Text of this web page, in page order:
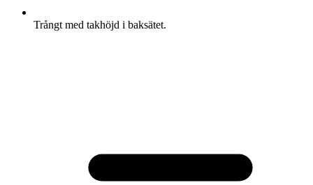
Trångt med takhöjd i baksätet.